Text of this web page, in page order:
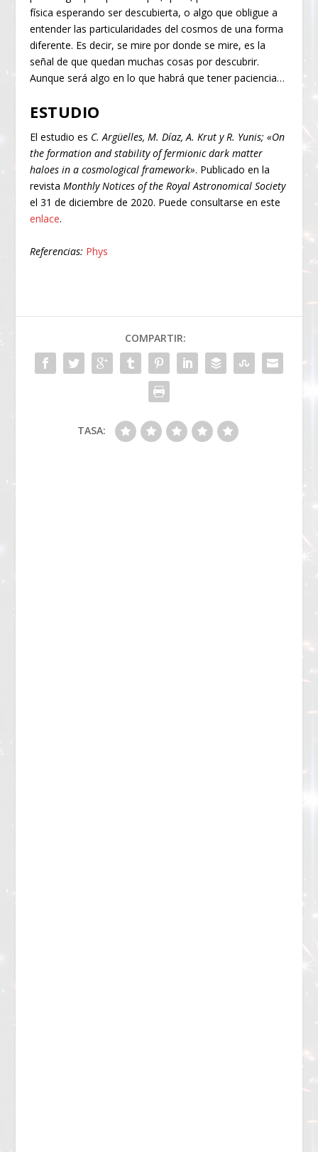
física esperando ser descubierta, o algo que obligue a
entender las particularidades del cosmos de una forma
diferente. Es decir, se mire por donde se mire, es la
señal de que quedan muchas cosas por descubrir.
Aunque será algo en lo que habrá que tener paciencia…
ESTUDIO
El estudio es C. Argüelles, M. Díaz, A. Krut y R. Yunis; «On
the formation and stability of fermionic dark matter
haloes in a cosmological framework». Publicado en la
revistaMonthly Notices of the Royal Astronomical Society
el 31 de diciembre de 2020. Puede consultarse en este
enlace.
Referencias: Phys
COMPARTIR:
TASA: